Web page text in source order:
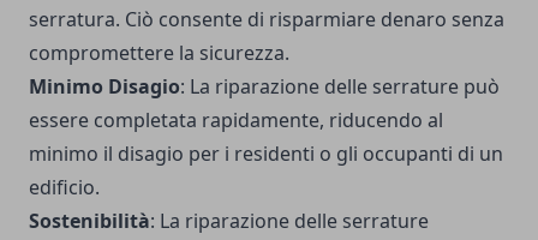
serratura. Ciò consente di risparmiare denaro senza
compromettere la sicurezza.
Minimo Disagio: La riparazione delle serrature può
essere completata rapidamente, riducendo al
minimo il disagio per i residenti o gli occupanti di un
edificio.
Sostenibilità: La riparazione delle serrature